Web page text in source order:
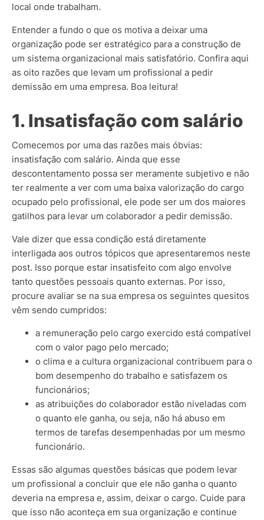
local onde trabalham.
Entender a fundo o que os motiva a deixar uma
organização pode ser estratégico para a construção de
um sistema organizacional mais satisfatório. Confira aqui
as oito razões que levam um profissional a pedir
demissão em uma empresa. Boa leitura!
1. Insatisfação com salário
Comecemos por uma das razões mais óbvias:
insatisfação com salário. Ainda que esse
descontentamento possa ser meramente subjetivo e não
ter realmente a ver com uma baixa valorização do cargo
ocupado pelo profissional, ele pode ser um dos maiores
gatilhos para levar um colaborador a pedir demissão.
Vale dizer que essa condição está diretamente
interligada aos outros tópicos que apresentaremos neste
post. Isso porque estar insatisfeito com algo envolve
tanto questões pessoais quanto externas. Por isso,
procure avaliar se na sua empresa os seguintes quesitos
vêm sendo cumpridos:
a remuneração pelo cargo exercido está compatível
com o valor pago pelo mercado;
o clima e a cultura organizacional contribuem para o
bom desempenho do trabalho e satisfazem os
funcionários;
as atribuições do colaborador estão niveladas com
o quanto ele ganha, ou seja, não há abuso em
termos de tarefas desempenhadas por um mesmo
funcionário.
Essas são algumas questões básicas que podem levar
um profissional a concluir que ele não ganha o quanto
deveria na empresa e, assim, deixar o cargo. Cuide para
que isso não aconteça em sua organização e continue